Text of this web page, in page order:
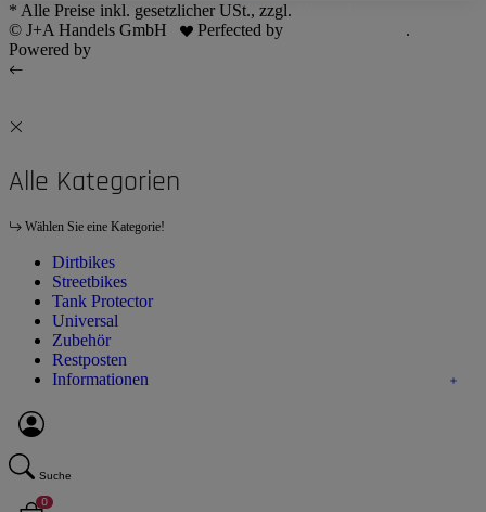
* Alle Preise inkl. gesetzlicher USt., zzgl.
© J+A Handels GmbH
Perfected by
.
Powered by
Alle Kategorien
Wählen Sie eine Kategorie!
Dirtbikes
Streetbikes
Tank Protector
Universal
Zubehör
Restposten
Informationen
Suche
0